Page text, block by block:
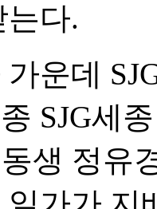
는다.
운데
SJG세
생 정유